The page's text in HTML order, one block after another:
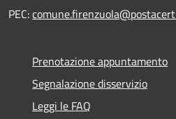
PEC:
Prenotazione appuntamento
Segnalazione disservizio
Leggi le FAQ